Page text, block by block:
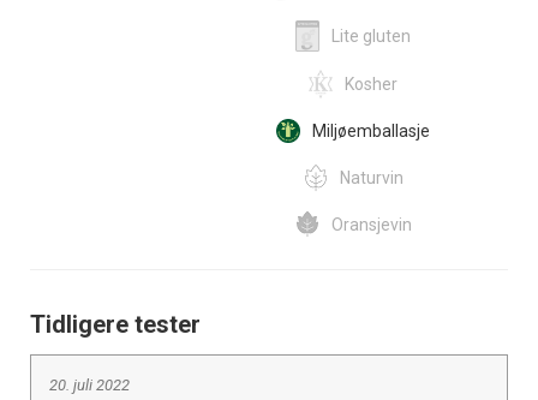
Lite gluten
Kosher
Miljøemballasje
Naturvin
Oransjevin
Tidligere tester
20. juli 2022